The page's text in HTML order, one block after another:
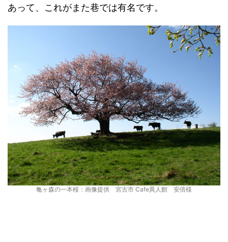
あって、これがまた巷では有名です。
亀ヶ森の一本桜：画像提供 宮古市 Cafe異人館 安倍様